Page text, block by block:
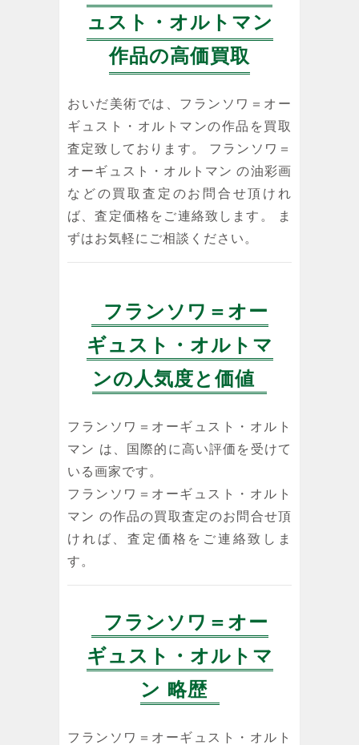
ュスト・オルトマン
作品の高価買取
おいだ美術では、フランソワ＝オー
ギュスト・オルトマンの作品を買取
査定致しております。 フランソワ＝
オーギュスト・オルトマン の油彩画
などの買取査定のお問合せ頂けれ
ば、査定価格をご連絡致します。 ま
ずはお気軽にご相談ください。
フランソワ＝オー
ギュスト・オルトマ
ンの人気度と価値
フランソワ＝オーギュスト・オルト
マン は、国際的に高い評価を受けて
いる画家です。
フランソワ＝オーギュスト・オルト
マン の作品の買取査定のお問合せ頂
ければ、査定価格をご連絡致しま
す。
フランソワ＝オー
ギュスト・オルトマ
ン 略歴
フランソワ＝オーギュスト・オルト